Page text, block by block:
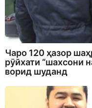
Чаро 120 ҳазор
рӯйхати “шахсони
ворид шуданд